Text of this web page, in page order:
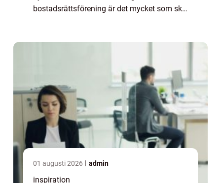
bostadsrättsförening är det mycket som ska
01 augusti 2026 admin
inspiration